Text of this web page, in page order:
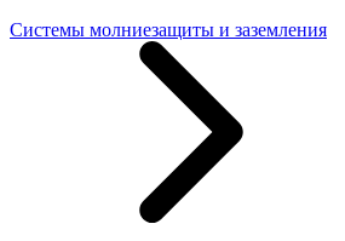
Системы молниезащиты и заземления